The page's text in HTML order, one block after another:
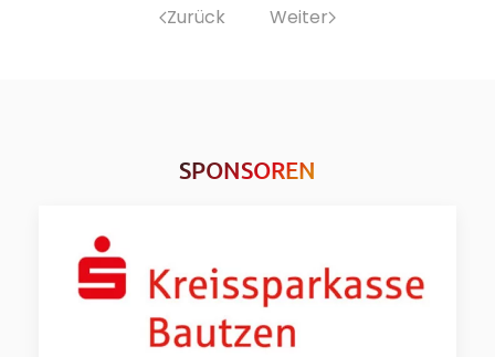
Zurück Weiter
SPONSOREN